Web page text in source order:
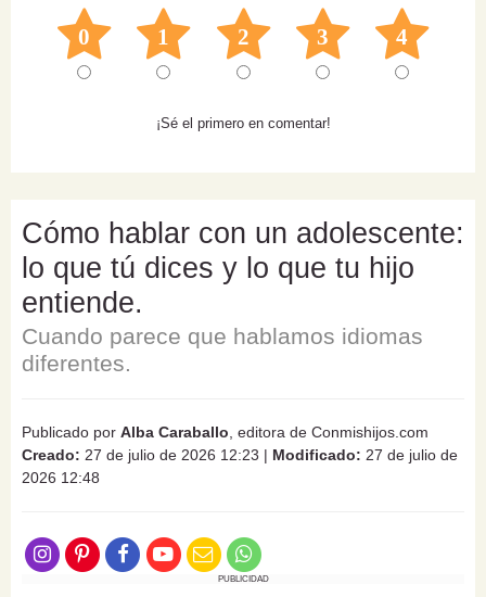
0 1 2 3 4
¡Sé el primero en comentar!
Cómo hablar con un adolescente:
lo que tú dices y lo que tu hijo
entiende.
Cuando parece que hablamos idiomas
diferentes.
Publicado por Alba Caraballo , editora de Conmishijos.com
Creado: 27 de julio de 2026 12:23 | Modificado: 27 de julio de
2026 12:48
PUBLICIDAD